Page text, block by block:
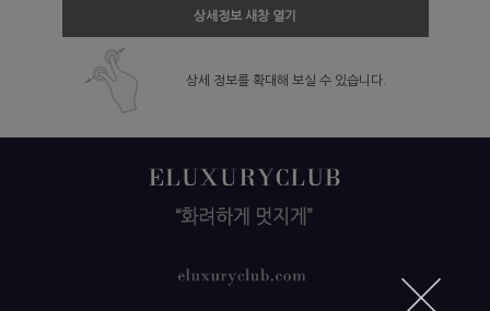
상세정보 새창 열기
상세 정보를 확대해 보실 수 있습니다.